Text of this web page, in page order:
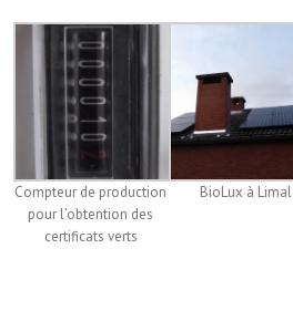
Compteur de production
pour l’obtention des
certificats verts
BioLux à Limal